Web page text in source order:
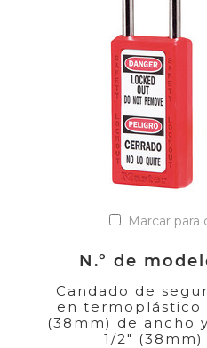
Marcar para
N.º de
Candado de
en termoplástico
(38mm) de ancho
1/2"